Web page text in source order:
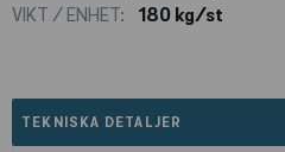
VIKT / ENHET:
180 kg/st
TEKNISKA DETALJER